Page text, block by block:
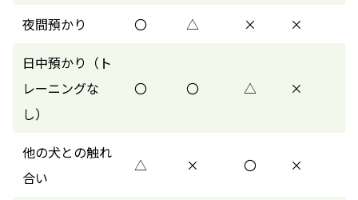
夜間預かり
〇 △ ×
×
日中預かり（ト
レーニングな
し）
〇 〇 △ ×
他の犬との触れ
合い
△ × 〇 ×